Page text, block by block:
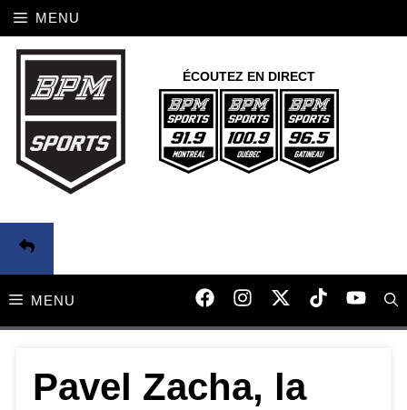
Aller
au
contenu
MENU
ÉCOUTEZ EN DIRECT
MENU
Pavel Zacha, la